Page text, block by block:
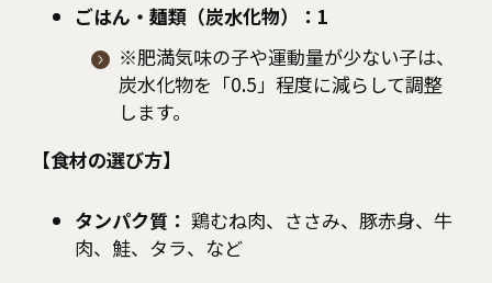
ごはん・麺類（炭水化物）：1
※肥満気味の子や運動量が少ない子は、
炭水化物を「0.5」程度に減らして調整
します。
【食材の選び方】
タンパク質： 鶏むね肉、ささみ、豚赤身、牛
肉、鮭、タラ、など